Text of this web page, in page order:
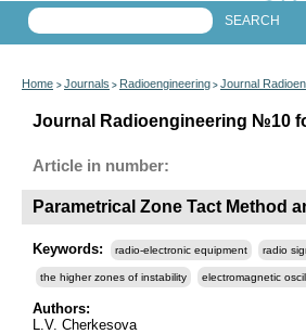
Home > Journals > Radioengineering > Journal
Journal Radioengineering №10
Article in number:
Parametrical Zone Tact Method
Keywords: radio-electronic equipment radio
the higher zones of instability electromagnetic
Authors:
L.V. Cherkesova